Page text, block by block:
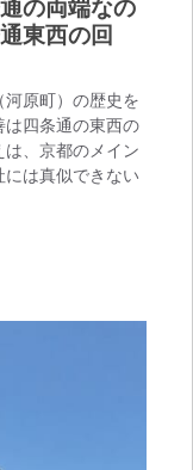
の両端なの
東西の回
原町）の歴史を
は四条通の東西の
、京都のメイン
には真似できない